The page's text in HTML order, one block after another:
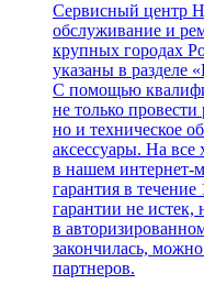
Сервисный центр
обслуживание и
крупных городах
указаны в разделе
С помощью
не только
но и техническое
аксессуары. На все
в нашем интернет-
гарантия в
гарантии не истек,
в
закончилась,
партнеров.